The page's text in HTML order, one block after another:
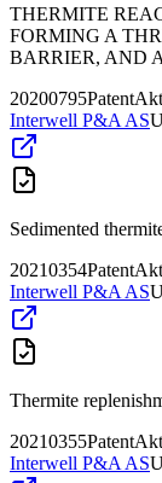
THERMITE
FORMING A
BARRIER, AND
20200795Patent
Interwell P&A AS
Sedimented
20210354Patent
Interwell P&A AS
Thermite
20210355Patent
Interwell P&A AS